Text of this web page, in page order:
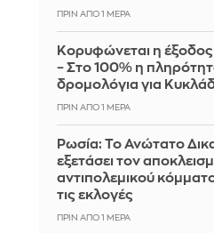
ΠΡΙΝ ΑΠΌ 1 ΜΈΡΑ
Κορυφώνεται η
– Στο 100% η
δρομολόγια για
ΠΡΙΝ ΑΠΌ 1 ΜΈΡΑ
Ρωσία: Το Ανώτατο
εξετάσει τον
αντιπολεμικού
τις εκλογές
ΠΡΙΝ ΑΠΌ 1 ΜΈΡΑ